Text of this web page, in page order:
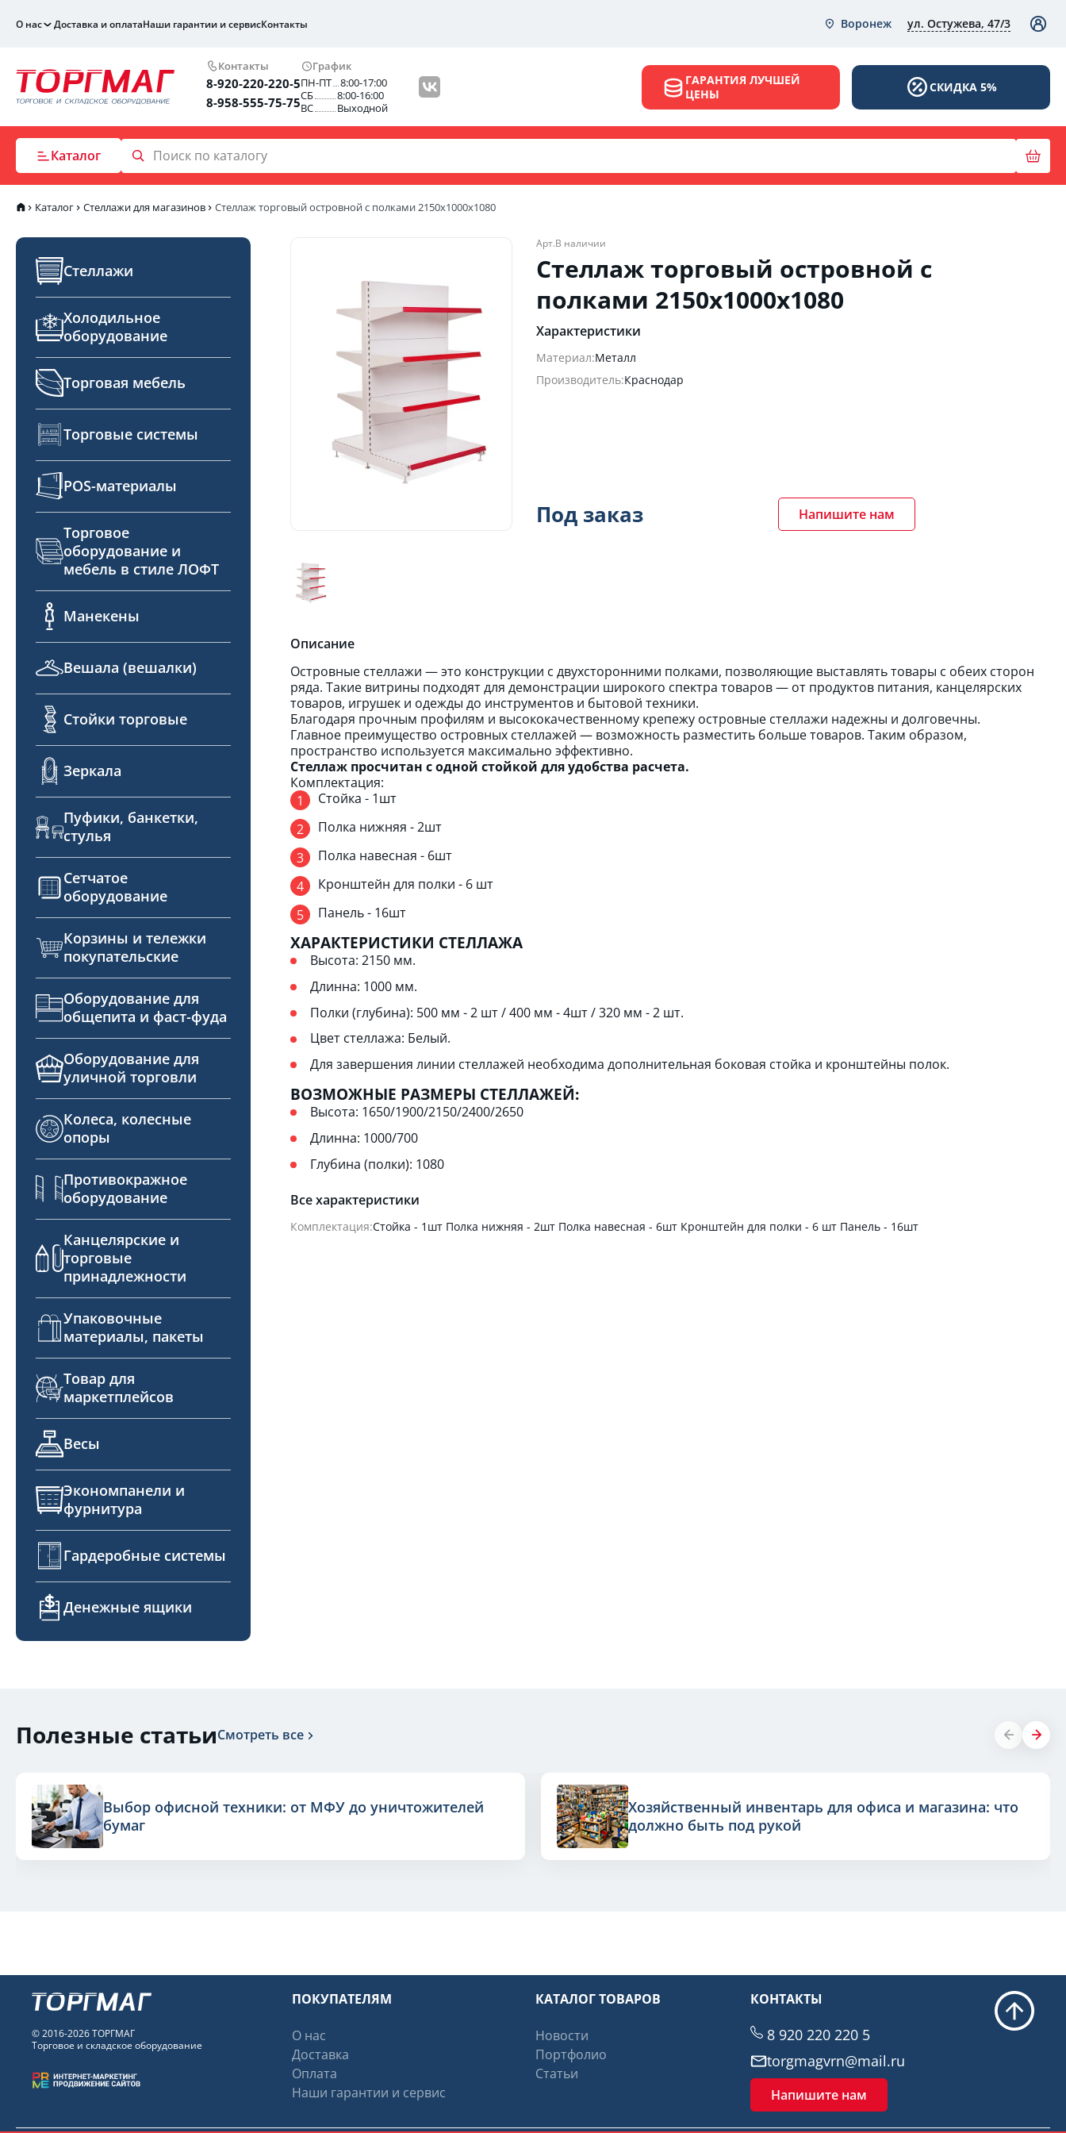
О нас Доставка и оплатаНаши гарантии и сервисКонтакты Воронеж ул. Остужева, 47/3
Контакты
8-920-220-220-5
8-958-555-75-75
График
ПН-ПТ
8:00-17:00
СБ
8:00-16:00
ВС
Выходной
ГАРАНТИЯ ЛУЧШЕЙ
ЦЕНЫ
СКИДКА 5%
Каталог
Каталог Стеллажи для магазинов Стеллаж торговый островной с полками 2150х1000х1080
Стеллажи
Холодильное
оборудование
Торговая мебель
Торговые системы
POS-материалы
Торговое
оборудование и
мебель в стиле ЛОФТ
Манекены
Вешала (вешалки)
Стойки торговые
Зеркала
Пуфики, банкетки,
стулья
Сетчатое
оборудование
Корзины и тележки
покупательские
Оборудование для
общепита и фаст-фуда
Оборудование для
уличной торговли
Колеса, колесные
опоры
Противокражное
оборудование
Канцелярские и
торговые
принадлежности
Упаковочные
материалы, пакеты
Товар для
маркетплейсов
Весы
Экономпанели и
фурнитура
Гардеробные системы
Денежные ящики
Арт.В наличии
Стеллаж торговый островной с
полками 2150х1000х1080
Характеристики
Материал:Металл
Производитель:Краснодар
Под заказ Напишите нам
Описание
Островные стеллажи — это конструкции с двухсторонними полками, позволяющие выставлять товары с обеих сторон
ряда. Такие витрины подходят для демонстрации широкого спектра товаров — от продуктов питания, канцелярских
товаров, игрушек и одежды до инструментов и бытовой техники.
Благодаря прочным профилям и высококачественному крепежу островные стеллажи надежны и долговечны.
Главное преимущество островных стеллажей — возможность разместить больше товаров. Таким образом,
пространство используется максимально эффективно.
Стеллаж просчитан с одной стойкой для удобства расчета.
Комплектация:
Стойка - 1шт
Полка нижняя - 2шт
Полка навесная - 6шт
Кронштейн для полки - 6 шт
Панель - 16шт
ХАРАКТЕРИСТИКИ СТЕЛЛАЖА
Высота: 2150 мм.
Длинна: 1000 мм.
Полки (глубина): 500 мм - 2 шт / 400 мм - 4шт / 320 мм - 2 шт.
Цвет стеллажа: Белый.
Для завершения линии стеллажей необходима дополнительная боковая стойка и кронштейны полок.
ВОЗМОЖНЫЕ РАЗМЕРЫ СТЕЛЛАЖЕЙ:
Высота: 1650/1900/2150/2400/2650
Длинна: 1000/700
Глубина (полки): 1080
Все характеристики
Комплектация:Стойка - 1шт Полка нижняя - 2шт Полка навесная - 6шт Кронштейн для полки - 6 шт Панель - 16шт
Полезные статьиСмотреть все
Выбор офисной техники: от МФУ до уничтожителей
бумаг
Хозяйственный инвентарь для офиса и магазина: что
должно быть под рукой
© 2016-2026 ТОРГМАГ
Торговое и складское оборудование
ПОКУПАТЕЛЯМ
О нас
Доставка
Оплата
Наши гарантии и сервис
КАТАЛОГ ТОВАРОВ
Новости
Портфолио
Статьи
КОНТАКТЫ
8 920 220 220 5
torgmagvrn@mail.ru
Напишите нам